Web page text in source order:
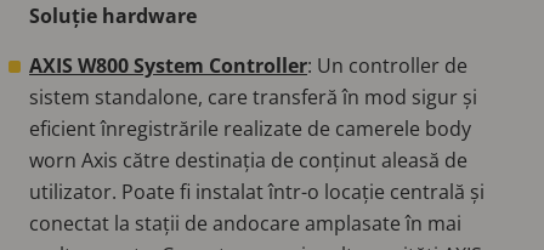
Soluție hardware
AXIS W800 System Controller: Un controller de
sistem standalone, care transferă în mod sigur și
eficient înregistrările realizate de camerele body
worn Axis către destinația de conținut aleasă de
utilizator. Poate fi instalat într-o locație centrală și
conectat la stații de andocare amplasate în mai